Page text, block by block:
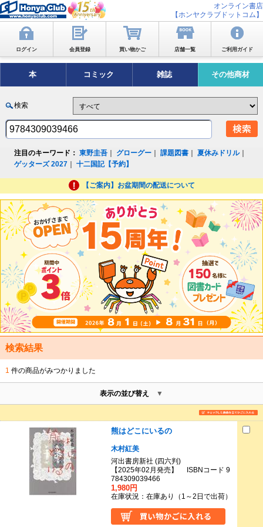
オンライン書店
【ホンヤクラブドットコム】
ログイン 会員登録 買い物かご 店舗一覧 ご利用ガイド
本 コミック 雑誌 その他商材
検索
注目のキーワード： 東野圭吾 グローグー ｜課題図書 ｜夏休みドリル｜
ゲッターズ 2027 ｜十二国記【予約】
【ご案内】お盆期間の配送について
検索結果
1 件の商品がみつかりました
表示の並び替え
熊はどこにいるの
木村紅美
河出書房新社 (四六判)
【2025年02月発売】 ISBNコード 9
784309039466
1,980円
在庫状況：在庫あり（1～2日で出荷）